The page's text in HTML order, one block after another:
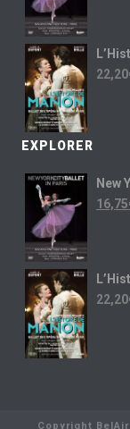
22,20
EXPLORER
New
16,75
22,20
Copyright